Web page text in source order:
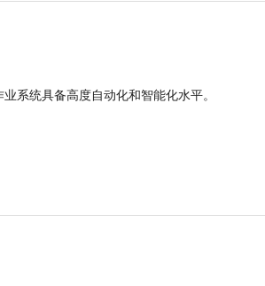
系统具备高度自动化和智能化水平。